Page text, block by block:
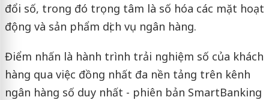
đổi số, trong đó trọng tâm là số hóa các mặt hoạt
động và sản phẩm dịch vụ ngân hàng.
Điểm nhấn là hành trình trải nghiệm số của khách
hàng qua việc đồng nhất đa nền tảng trên kênh
ngân hàng số duy nhất - phiên bản SmartBanking